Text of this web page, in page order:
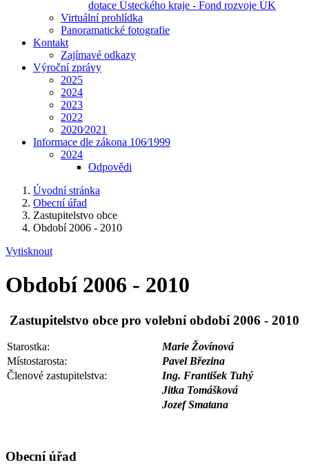
dotace Ústeckého kraje - Fond rozvoje ÚK
Virtuální prohlídka
Panoramatické fotografie
Kontakt
Zajímavé odkazy
Výroční zprávy
2025
2024
2023
2022
2020⁄2021
Informace dle zákona 106⁄1999
2024
Odpovědi
Úvodní stránka
Obecní úřad
Zastupitelstvo obce
Období 2006 - 2010
Vytisknout
Období 2006 - 2010
Zastupitelstvo obce pro volební období 2006 - 2010
Starostka:
Marie Žovínová
Místostarosta:
Pavel Březina
Členové zastupitelstva:
Ing. František Tuhý
Jitka Tomášková
Jozef Smatana
Obecní úřad